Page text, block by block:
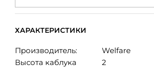
ХАРАКТЕРИСТИКИ
Производитель:
Welfare
Высота каблука
2